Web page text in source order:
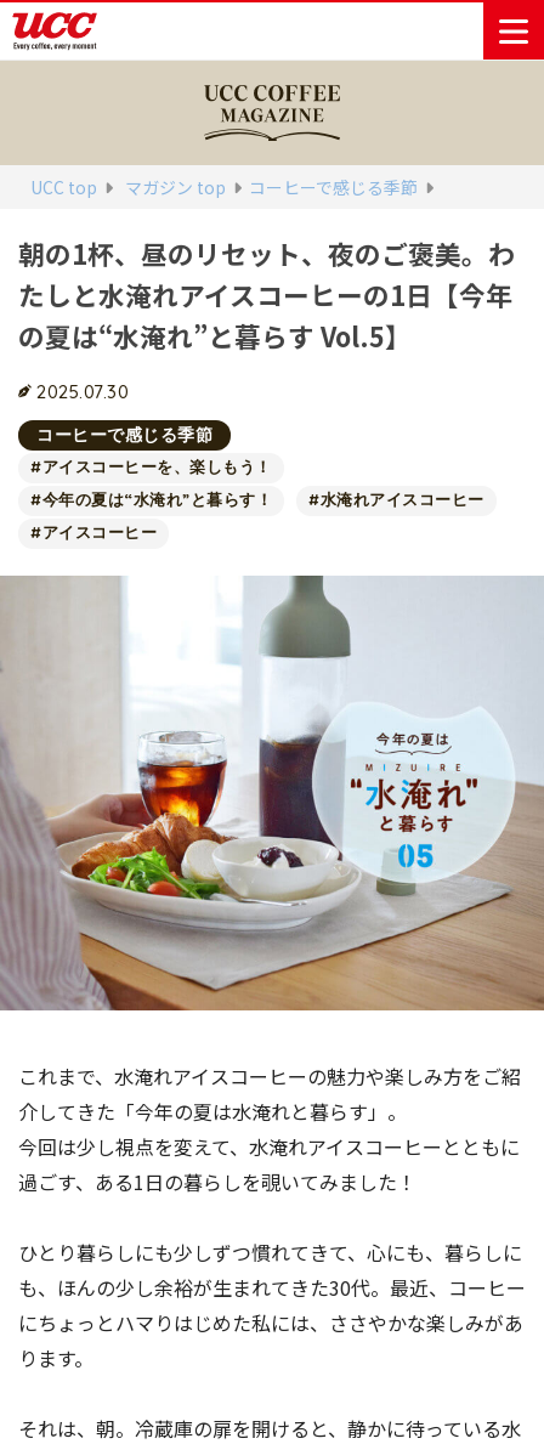
商品情報一覧
レギュラーコ
インスタント
ドリップポッ
コーヒーギフ
知る・楽しむ一覧
おいしいコー
ヒーの淹れ方
コーヒー百科 レシピ UCCラボ
UCCのコーヒ
おでかけ・イベント情報一覧
UCCコーヒー
博物館
UCCコーヒー
アカデミー
工場見学
東京ディズニ
ーリゾート®︎
カフェのお仕
サステナビリティ
Sustainability
Vision
サステナビ
リティビジ
ョン
ルなコーヒ
ー調達
コーヒー×
健康
自然を豊かに
する手助けを
カーボンニ
ュートラル
サーキュラ
直営農園
ハワイ
ジャマイカ
Sustainability
リティレポ
企業情報
会社案内
セージ
パーパス
ジ
企業概要
ニュースリ
リース
事業内容
連事業
業務用サー
地域・戦略
ポート
UCCの活動
サステナビ
リティ
ウェブマガ
UCC top マガジン top コーヒーで感じる季節
朝の1杯、昼のリセット、夜のご褒美。わ
たしと水淹れアイスコーヒーの1日【今年
の夏は“水淹れ”と暮らす Vol.5】
2025.07.30
コーヒーで感じる季節
#アイスコーヒーを、楽しもう！
#今年の夏は“水淹れ”と暮らす！
#水淹れアイスコーヒー
#アイスコーヒー
これまで、水淹れアイスコーヒーの魅力や楽しみ方をご紹
介してきた「今年の夏は水淹れと暮らす」。
今回は少し視点を変えて、水淹れアイスコーヒーとともに
過ごす、ある1日の暮らしを覗いてみました！
ひとり暮らしにも少しずつ慣れてきて、心にも、暮らしに
も、ほんの少し余裕が生まれてきた30代。最近、コーヒー
にちょっとハマりはじめた私には、ささやかな楽しみがあ
ります。
それは、朝。冷蔵庫の扉を開けると、静かに待っている水